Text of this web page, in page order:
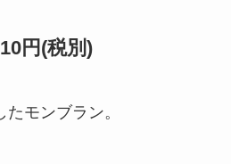
円(税別)
モンブラン。